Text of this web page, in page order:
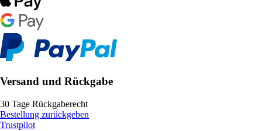
Versand und Rückgabe
30 Tage Rückgaberecht
Bestellung zurückgeben
Trustpilot